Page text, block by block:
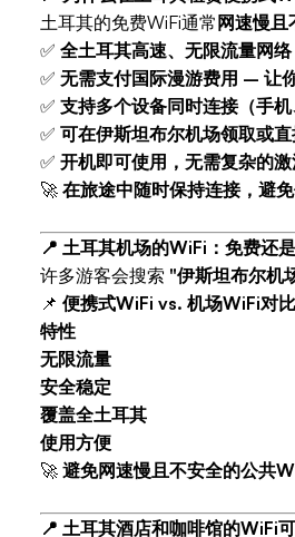
土耳其的免费WiFi通常 网速慢且
✅ 全土耳其高速、无限流量网络
✅ 无需支付国际漫游费用 – 让
✅ 支持多个设备同时连接（手机
✅ 可在伊斯坦布尔机场领取或
✅ 开机即可使用，无需复杂的
🚀 在旅途中随时保持连接，避
📍 土耳其机场的WiFi：免费还
许多游客会搜索 "伊斯坦布尔机
📌 便携式WiFi vs. 机场WiFi对比
特性
无限流量
安全稳定
覆盖全土耳其
使用方便
🚀 避免网速慢且不安全的公共
📍 土耳其酒店和咖啡馆的WiFi